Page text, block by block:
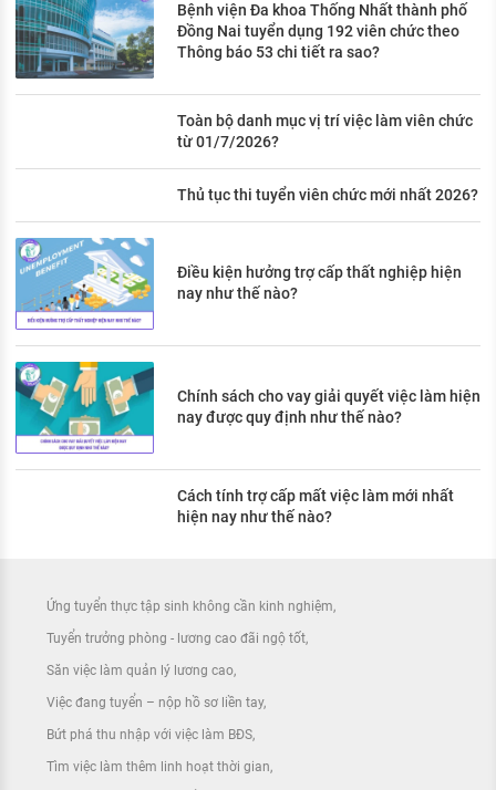
Bệnh viện Đa khoa Thống Nhất thành phố
Đồng Nai tuyển dụng 192 viên chức theo
Thông báo 53 chi tiết ra sao?
Toàn bộ danh mục vị trí việc làm viên chức
từ 01/7/2026?
Thủ tục thi tuyển viên chức mới nhất 2026?
Điều kiện hưởng trợ cấp thất nghiệp hiện
nay như thế nào?
Chính sách cho vay giải quyết việc làm hiện
nay được quy định như thế nào?
Cách tính trợ cấp mất việc làm mới nhất
hiện nay như thế nào?
Ứng tuyển thực tập sinh không cần kinh nghiệm
Tuyển trưởng phòng - lương cao đãi ngộ tốt
Săn việc làm quản lý lương cao
Việc đang tuyển – nộp hồ sơ liền tay
Bứt phá thu nhập với việc làm BĐS
Tìm việc làm thêm linh hoạt thời gian